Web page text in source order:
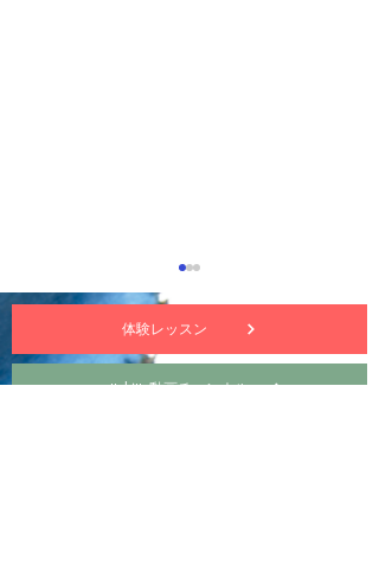
体験レッスン
nuttekitte動画チャンネル